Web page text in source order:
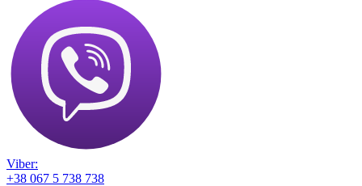
Viber:
+38 067 5 738 738